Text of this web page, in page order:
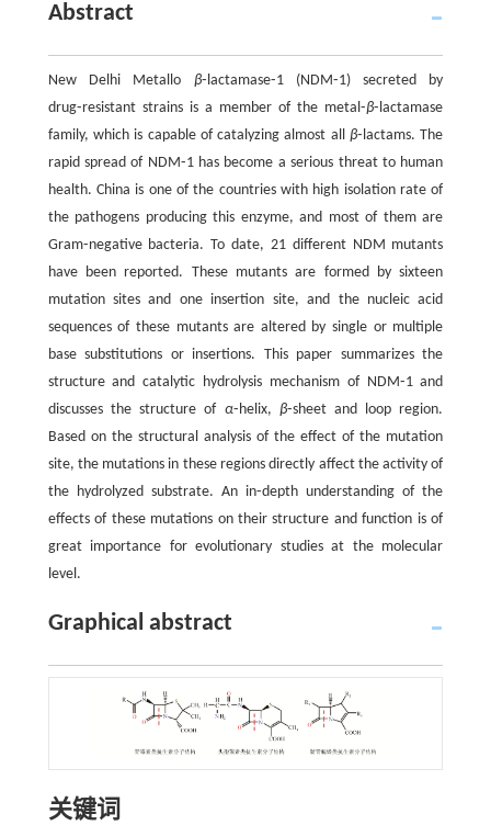
Abstract
New Delhi Metallo β⁃lactamase⁃1 (NDM⁃1) secreted by
drug⁃resistant strains is a member of the metal⁃β⁃lactamase
family, which is capable of catalyzing almost allβ⁃lactams. The
rapid spread of NDM⁃1 has become a serious threat to human
health. China is one of the countries with high isolation rate of
the pathogens producing this enzyme, and most of them are
Gram⁃negative bacteria. To date, 21 different NDM mutants
have been reported. These mutants are formed by sixteen
mutation sites and one insertion site, and the nucleic acid
sequences of these mutants are altered by single or multiple
base substitutions or insertions. This paper summarizes the
structure and catalytic hydrolysis mechanism of NDM⁃1 and
discusses the structure of α⁃helix, β⁃sheet and loop region.
Based on the structural analysis of the effect of the mutation
site, the mutations in these regions directly affect the activity of
the hydrolyzed substrate. An in⁃depth understanding of the
effects of these mutations on their structure and function is of
great importance for evolutionary studies at the molecular
level.
Graphical abstract
关键词